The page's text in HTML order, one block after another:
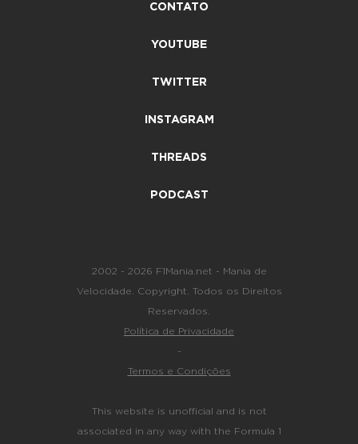
CONTATO
YOUTUBE
TWITTER
INSTAGRAM
THREADS
PODCAST
2002 - 2026 F1Mania.net - Mania de
Velocidade. Copyright. Todos os Direitos
Reservados.
Política de Privacidade
-
Termos e Condições
This website is unofficial and is not
associated in any way with the Formula 1